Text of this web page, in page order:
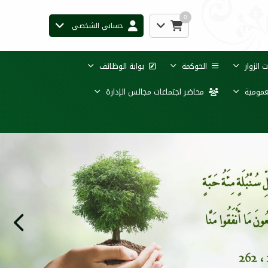
0
حسابي الشخصي
الزوار الحوكمة
بوابة الوظائف
محاضر اجتماعات مجالس الإدارة